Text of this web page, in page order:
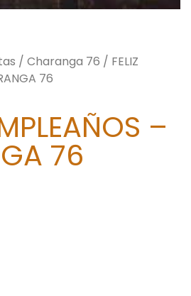
/ Charanga 76 / FELIZ
76
–
76